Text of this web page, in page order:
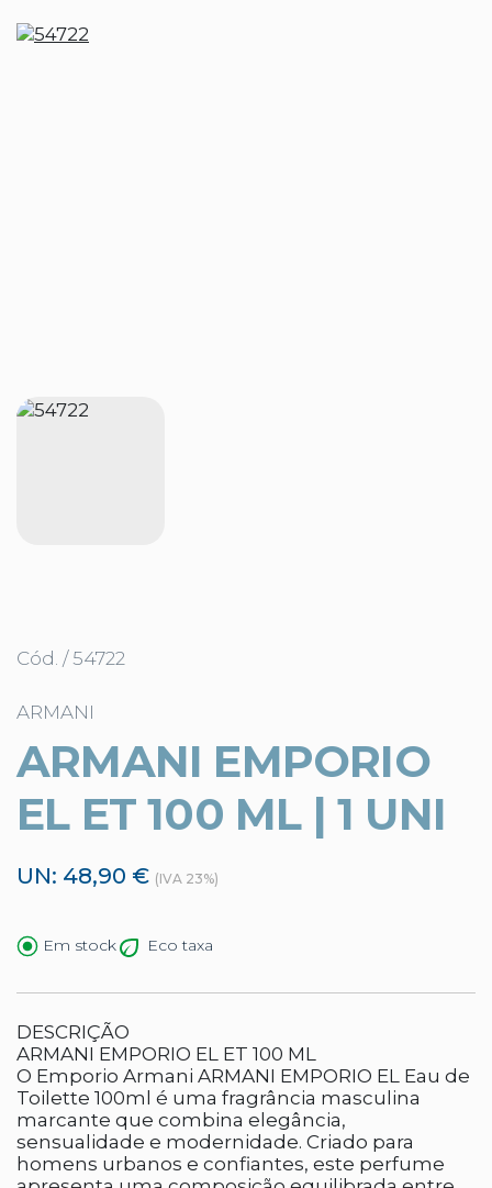
Cód. / 54722
ARMANI
ARMANI EMPORIO
EL ET 100 ML | 1 UNI
UN: 48,90 € (IVA 23%)
Em stock Eco taxa
DESCRIÇÃO
ARMANI EMPORIO EL ET 100 ML
O Emporio Armani ARMANI EMPORIO EL Eau de
Toilette 100ml é uma fragrância masculina
marcante que combina elegância,
sensualidade e modernidade. Criado para
homens urbanos e confiantes, este perfume